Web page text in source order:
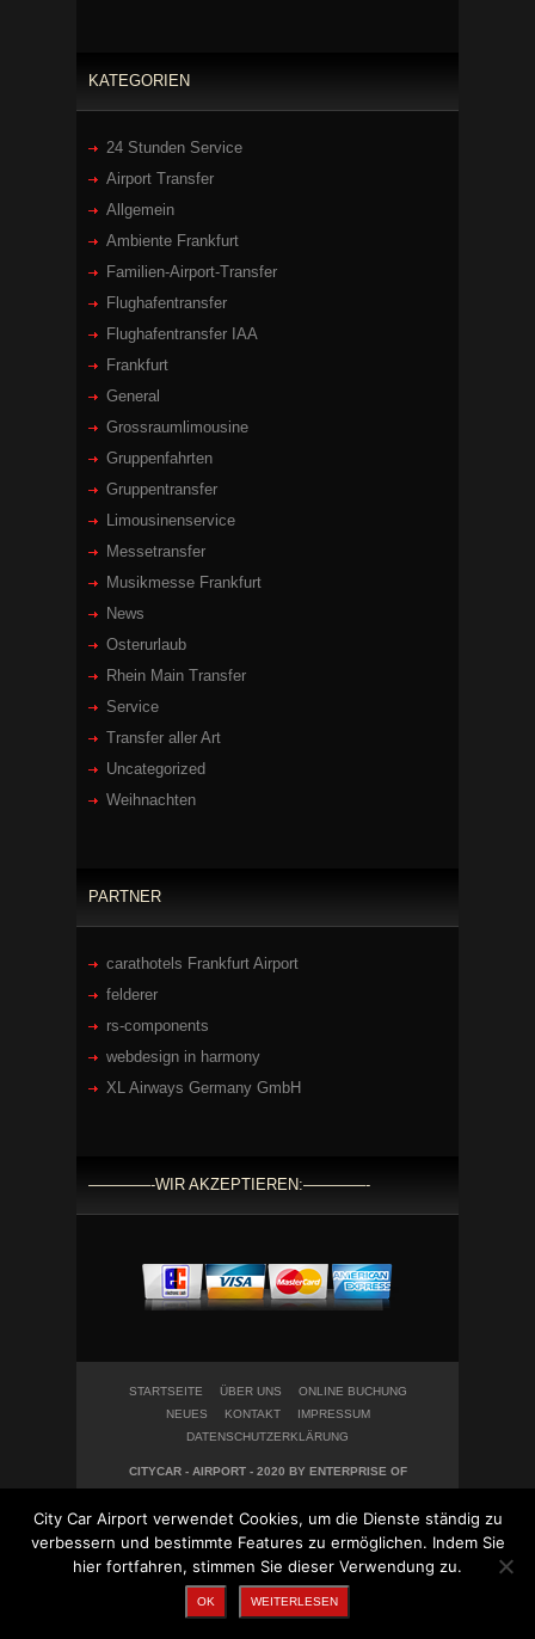
KATEGORIEN
24 Stunden Service
Airport Transfer
Allgemein
Ambiente Frankfurt
Familien-Airport-Transfer
Flughafentransfer
Flughafentransfer IAA
Frankfurt
General
Grossraumlimousine
Gruppenfahrten
Gruppentransfer
Limousinenservice
Messetransfer
Musikmesse Frankfurt
News
Osterurlaub
Rhein Main Transfer
Service
Transfer aller Art
Uncategorized
Weihnachten
PARTNER
carathotels Frankfurt Airport
felderer
rs-components
webdesign in harmony
XL Airways Germany GmbH
————-WIR AKZEPTIEREN:————-
STARTSEITE ÜBER UNS
ONLINE BUCHUNG
NEUES
KONTAKT
IMPRESSUM
DATENSCHUTZERKLÄRUNG
CITYCAR - AIRPORT - 2020 BY ENTERPRISE OF
City Car Airport verwendet Cookies, um die Dienste ständig zu
verbessern und bestimmte Features zu ermöglichen. Indem Sie
hier fortfahren, stimmen Sie dieser Verwendung zu.
OK WEITERLESEN